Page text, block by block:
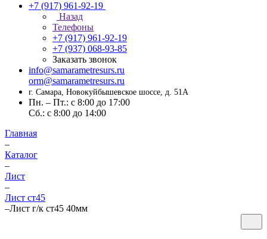
+7 (917) 961-92-19
Назад
Телефоны
+7 (917) 961-92-19
+7 (937) 068-93-85
Заказать звонок
info@samarametresurs.ru
orm@samarametresurs.ru
г. Самара, Новокуйбышевское шоссе, д. 51А
Пн. – Пт.: с 8:00 до 17:00
Cб.: с 8:00 до 14:00
Главная
–
Каталог
–
Лист
–
Лист ст45
–Лист г/к ст45 40мм